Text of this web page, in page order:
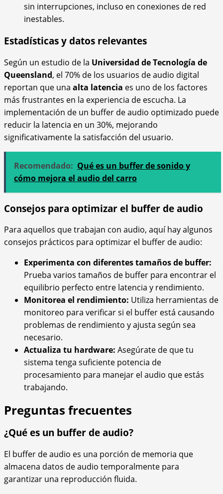
sin interrupciones, incluso en conexiones de red
inestables.
Estadísticas y datos relevantes
Según un estudio de la Universidad de Tecnología de
Queensland, el 70% de los usuarios de audio digital
reportan que una alta latencia es uno de los factores
más frustrantes en la experiencia de escucha. La
implementación de un buffer de audio optimizado puede
reducir la latencia en un 30%, mejorando
significativamente la satisfacción del usuario.
Recomendado: Qué es un buffer de sonido y
cómo mejora el audio del carro
Consejos para optimizar el buffer de audio
Para aquellos que trabajan con audio, aquí hay algunos
consejos prácticos para optimizar el buffer de audio:
Experimenta con diferentes tamaños de buffer:
Prueba varios tamaños de buffer para encontrar el
equilibrio perfecto entre latencia y rendimiento.
Monitorea el rendimiento: Utiliza herramientas de
monitoreo para verificar si el buffer está causando
problemas de rendimiento y ajusta según sea
necesario.
Actualiza tu hardware: Asegúrate de que tu
sistema tenga suficiente potencia de
procesamiento para manejar el audio que estás
trabajando.
Preguntas frecuentes
¿Qué es un buffer de audio?
El buffer de audio es una porción de memoria que
almacena datos de audio temporalmente para
garantizar una reproducción fluida.